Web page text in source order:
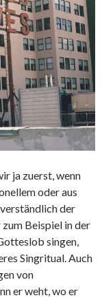
ja zuerst, wenn
oder aus
der
Beispiel in der
singen,
Singritual. Auch
von
er weht, wo er